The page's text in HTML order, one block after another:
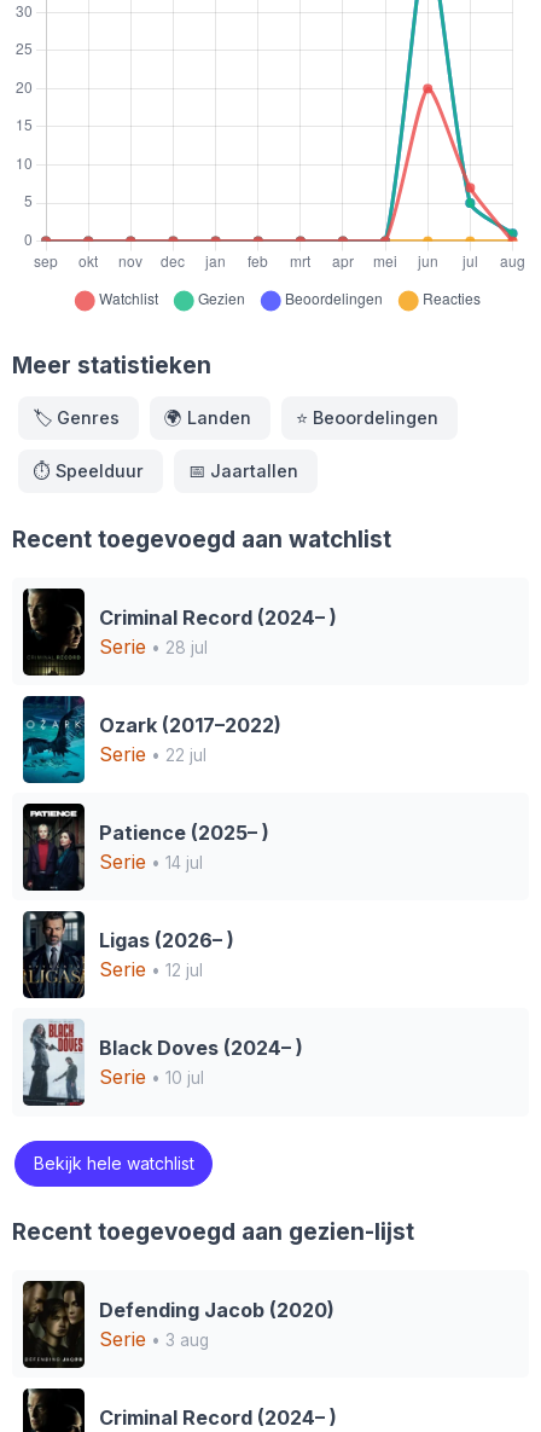
Meer statistieken
🏷️ Genres 🌍 Landen ⭐️ Beoordelingen
⏱️ Speelduur 📅 Jaartallen
Recent toegevoegd aan watchlist
Criminal Record (2024– )
Serie • 28 jul
Ozark (2017–2022)
Serie • 22 jul
Patience (2025– )
Serie • 14 jul
Ligas (2026– )
Serie • 12 jul
Black Doves (2024– )
Serie • 10 jul
Bekijk hele watchlist
Recent toegevoegd aan gezien-lijst
Defending Jacob (2020)
Serie • 3 aug
Criminal Record (2024– )